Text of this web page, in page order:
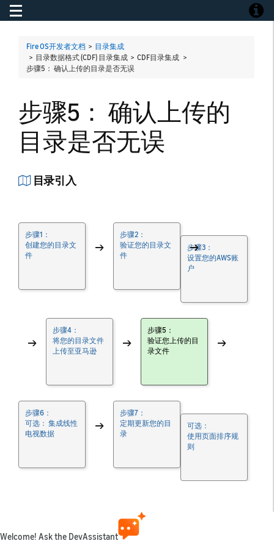
Toggle navigation
Fire OS开发者文档 > 目录集成
> 目录数据格式 (CDF) 目录集成 > CDF目录集成 >
步骤5： 确认上传的目录是否无误
步骤5： 确认上传的
目录是否无误
目录引入
步骤1：
创建您的目录文
件
→
步骤2：
验证您的目录文
件
→
步骤3：
设置您的AWS账
户
→
步骤4：
将您的目录文件
上传至亚马逊
→
步骤5：
验证您上传的目
录文件
→
步骤6：
可选： 集成线性
电视数据
→
步骤7：
定期更新您的目
录
可选：
使用页面排序规
则
目录数据格式 (CDF) 集成是旧版系统，不
支持新的集成。亚马逊仍然支持现有的CDF集成。
对于新的目录集成，请使用最新的架构，
Welcome! Ask the DevAssistant